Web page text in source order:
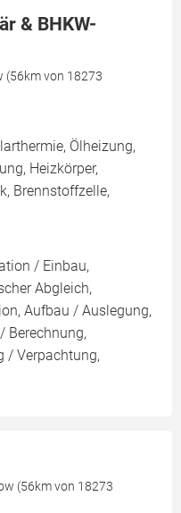
& BHKW-
(56km von 18273
Ölheizung,
Heizkörper,
Brennstoffzelle,
/ Einbau,
Abgleich,
Aufbau / Auslegung,
Berechnung,
/ Verpachtung,
(56km von 18273